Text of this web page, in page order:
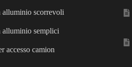
alluminio scorrevoli
alluminio semplici
accesso camion